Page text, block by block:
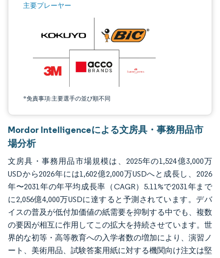
主要プレーヤー
*免責事項:主要選手の並び順不同
画像 © Mordor Intelligence。再利用にはCC BY 4.0の表示が必要です。
Mordor Intelligenceによる文房具・事務用品市
場分析
文房具・事務用品市場規模は、2025年の1,524億3,000万
USDから2026年には1,602億2,000万USDへと成長し、2026
年〜2031年の年平均成長率（CAGR）5.11%で2031年まで
に2,056億4,000万USDに達すると予測されています。デバ
イスの普及が低付加価値の紙需要を抑制する中でも、複数
の要因が相互に作用してこの拡大を持続させています。世
界的な初等・高等教育への入学者数の増加により、演習ノ
ート、美術用品、試験答案用紙に対する機関向け注文は堅